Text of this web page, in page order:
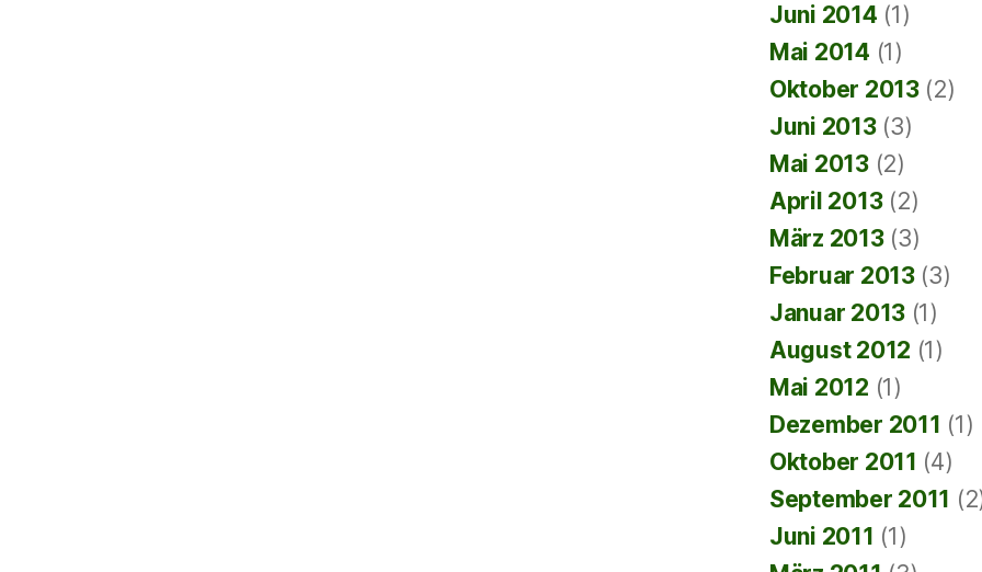
Juni 2014 (1)
Mai 2014 (1)
Oktober 2013(2)
Juni 2013(3)
Mai 2013(2)
April 2013(2)
März 2013(3)
Februar 2013(3)
Januar 2013 (1)
August 2012 (1)
Mai 2012 (1)
Dezember 2011 (1)
Oktober 2011 (4)
September 2011
Juni 2011 (1)